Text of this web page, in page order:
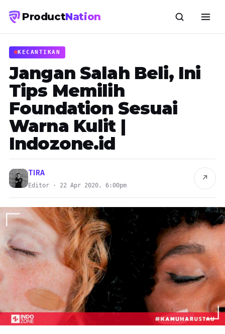
ProductNation
KECANTIKAN
Jangan Salah Beli, Ini
Tips Memilih
Foundation Sesuai
Warna Kulit |
Indozone.id
TIRA
Editor · 22 Apr 2020, 6:00pm
↗